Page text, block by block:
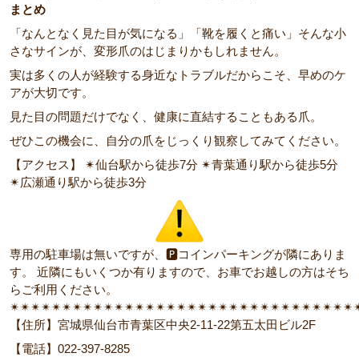
まとめ
「なんとなく見た目が気になる」「靴を履くと痛い」そんな小
さなサインが、変形爪のはじまりかもしれません。
実は多くの人が経験する身近なトラブルだからこそ、早めのケ
アが大切です。
見た目の問題だけでなく、健康に直結することもある爪。
ぜひこの機会に、自分の爪をじっくり観察してみてください。
【アクセス】 ✴︎仙台駅から徒歩7分 ✴︎青葉通り駅から徒歩5分
✴︎広瀬通り駅から徒歩3分
専用の駐車場は無いですが、🅿︎コインパーキングが隣にありま
す。 近隣にもいくつか有りますので、お車でお越しの方はそち
らご利用ください。
【住所】宮城県仙台市青葉区中央2-11-22第五太田ビル2F
【電話】022-397-8285